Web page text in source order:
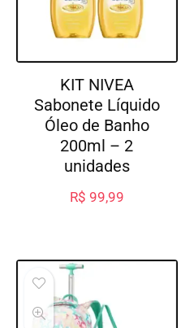
KIT NIVEA
Sabonete Líquido
Óleo de Banho
200ml – 2
unidades
R$ 99,99